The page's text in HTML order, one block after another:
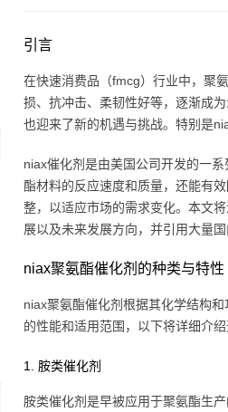
引言
在快速消费品（fmcg）行业中，聚
损、抗冲击、柔韧性好等，逐渐成
也迎来了新的机遇与挑战。特别是
niax催化剂是由美国公司开发的一
酯材料的反应速度和质量，还能有
整，以适应市场的需求变化。本文
展以及未来发展方向，并引用大量
niax聚氨酯催化剂的种类与特性
niax聚氨酯催化剂根据其化学结构
的性能和适用范围，以下将详细介
1. 胺类催化剂
胺类催化剂是早被应用于聚氨酯生